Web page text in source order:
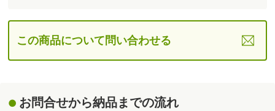
この商品について問い合わせる
お問合せから納品までの流れ